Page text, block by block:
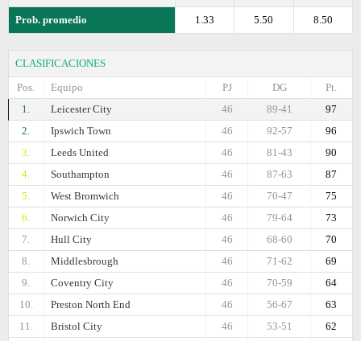
Prob. promedio 8.50
5.50
1.33
CLASIFICACIONES
Pos.
Equipo Pt.
DG
PJ
1.
Leicester City 97
89-41
46
2.
Ipswich Town 96
92-57
46
3.
Leeds United 90
81-43
46
4.
Southampton 87
87-63
46
5.
West Bromwich 75
70-47
46
6.
Norwich City 73
79-64
46
7.
Hull City 70
68-60
46
8.
Middlesbrough 69
71-62
46
9.
Coventry City 64
70-59
46
10.
Preston North End 63
56-67
46
11.
Bristol City 62
53-51
46